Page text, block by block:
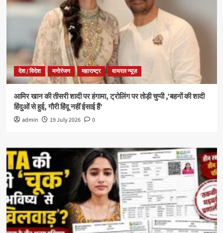
देश / विदेश मनोरंजन महाराष्ट्र वायरल न्यूज़
आमिर खान की तीसरी शादी पर हंगामा, ट्रोलिंग पर तोड़ी चुप्पी ,’बहनों की शादी
हिंदुओं से हुई, गौरी हिंदू नहीं ईसाई हैं’
admin 19 July 2026 0